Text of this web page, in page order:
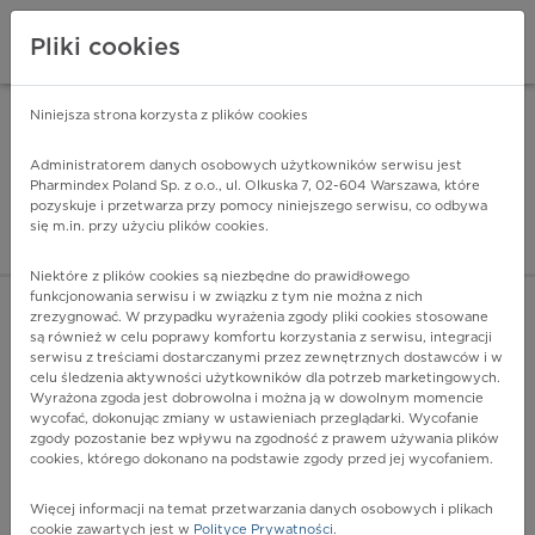
Pharmindex - lider
ZALOGUJ SIĘ
F72.9 - Brak informacji na temat zmian w zachowaniu
Więcej na lekiicd10.pl
Pliki cookies
Niniejsza strona korzysta z plików cookies
Administratorem danych osobowych użytkowników serwisu jest
Pharmindex Poland Sp. z o.o., ul. Olkuska 7, 02-604 Warszawa, które
pozyskuje i przetwarza przy pomocy niniejszego serwisu, co odbywa
się m.in. przy użyciu plików cookies.
Niektóre z plików cookies są niezbędne do prawidłowego
funkcjonowania serwisu i w związku z tym nie można z nich
zrezygnować. W przypadku wyrażenia zgody pliki cookies stosowane
są również w celu poprawy komfortu korzystania z serwisu, integracji
serwisu z treściami dostarczanymi przez zewnętrznych dostawców i w
celu śledzenia aktywności użytkowników dla potrzeb marketingowych.
Wyrażona zgoda jest dobrowolna i można ją w dowolnym momencie
wycofać, dokonując zmiany w ustawieniach przeglądarki. Wycofanie
zgody pozostanie bez wpływu na zgodność z prawem używania plików
cookies, którego dokonano na podstawie zgody przed jej wycofaniem.
Więcej informacji na temat przetwarzania danych osobowych i plikach
cookie zawartych jest w Polityce Prywatności.
ZA DARMO - w Google Play INSTALUJ